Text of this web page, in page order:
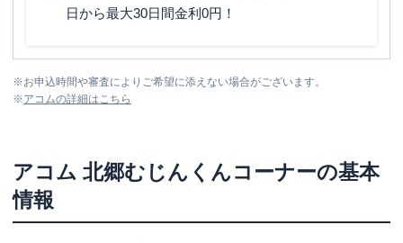
日から最大30日間金利0円！
※お申込時間や審査によりご希望に添えない場合がございます。
※アコムの詳細はこちら
アコム 北郷むじんくんコーナーの基本
情報